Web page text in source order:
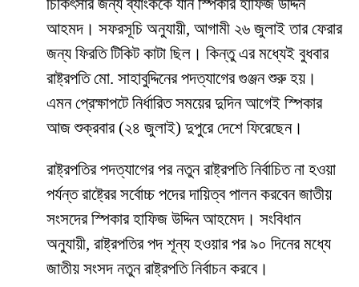
চিকিৎসার জন্য ব্যাংককে যান স্পিকার হাফিজ উদ্দিন
আহমদ। সফরসূচি অনুযায়ী, আগামী ২৬ জুলাই তার ফেরার
জন্য ফিরতি টিকিট কাটা ছিল। কিন্তু এর মধ্যেই বুধবার
রাষ্ট্রপতি মো. সাহাবুদ্দিনের পদত্যাগের গুঞ্জন শুরু হয়।
এমন প্রেক্ষাপটে নির্ধারিত সময়ের দুদিন আগেই স্পিকার
আজ শুক্রবার (২৪ জুলাই) দুপুরে দেশে ফিরেছেন।
রাষ্ট্রপতির পদত্যাগের পর নতুন রাষ্ট্রপতি নির্বাচিত না হওয়া
পর্যন্ত রাষ্ট্রের সর্বোচ্চ পদের দায়িত্ব পালন করবেন জাতীয়
সংসদের স্পিকার হাফিজ উদ্দিন আহমেদ। সংবিধান
অনুযায়ী, রাষ্ট্রপতির পদ শূন্য হওয়ার পর ৯০ দিনের মধ্যে
জাতীয় সংসদ নতুন রাষ্ট্রপতি নির্বাচন করবে।